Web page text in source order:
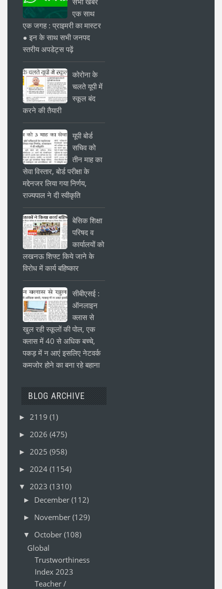
एक साथ
एक जगह : प्राइमरी का मास्टर
● इन के साथ सभी जनपद
स्तरीय अपडेट्स पढ़ें
कोरोना के
चलते यूपी में
स्कूल बंद
करने की तैयारी
यूपी बोर्ड
सचिव को
तीन माह का
सेवा विस्तार, बोर्ड परीक्षा के
मद्देनजर लिया गया निर्णय,
राज्यपाल ने दी स्वीकृति
बेसिक शिक्षा
परिषद व
कार्यालयों को
लखनऊ शिफ्ट किये जाने के
विरोध में कार्य बहिष्कार
सीबीएसई :
ऑनलाइन
क्लास से
खुल रही स्कूलों की पोल, एक
क्लास में 40 से अधिक बच्चे,
पकड़ में न आएं इसलिए नेटवर्क
कमजोर होने का बना रहे बहाना
BLOG ARCHIVE
► 2119 (1)
► 2026 (475)
► 2025 (958)
► 2024 (1154)
▼ 2023 (1310)
► December (112)
► November (129)
▼ October (108)
Global
Trustworthiness
Index 2023
Teacher /